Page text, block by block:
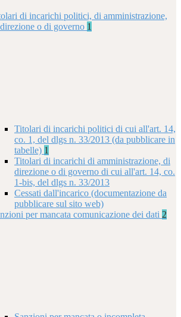
di incarichi politici, di amministrazione,
o di governo 1
Titolari di incarichi politici di cui all'art. 14,
co. 1, del dlgs n. 33/2013 (da pubblicare in
tabelle) 1
Titolari di incarichi di amministrazione, di
direzione o di governo di cui all'art. 14, co.
1-bis, del dlgs n. 33/2013
Cessati dall'incarico (documentazione da
pubblicare sul sito web)
per mancata comunicazione dei dati 2